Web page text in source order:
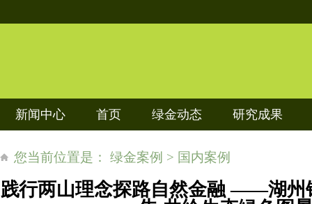
新闻中心 首页 绿金动态 研究成果
您当前位置是： 绿金案例 > 国内案例
践行两山理念探路自然金融 ——湖州